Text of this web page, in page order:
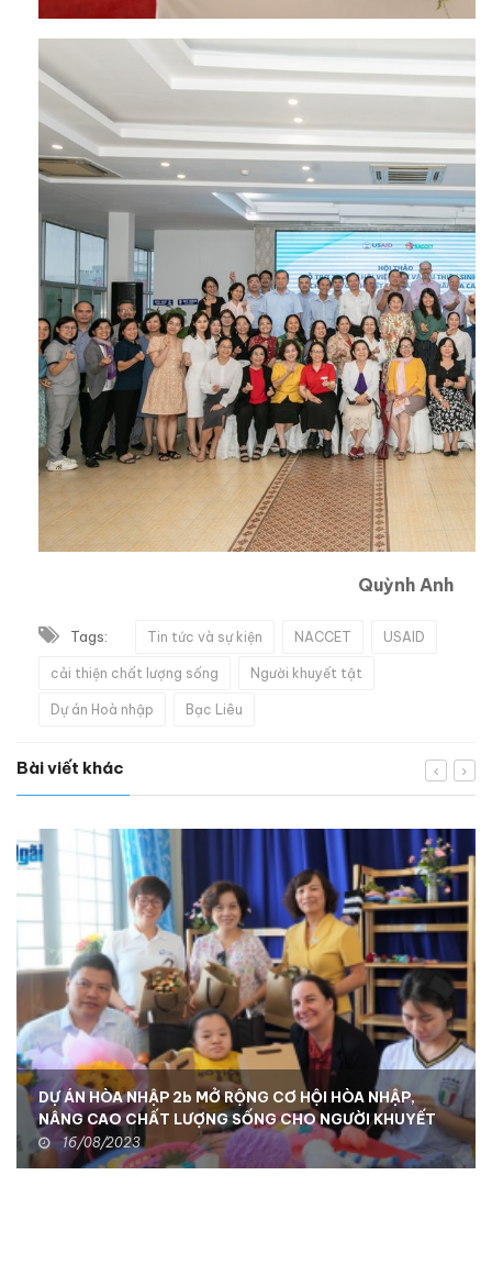
Quỳnh Anh
Tags: Tin tức và sự kiện NACCET USAID
cải thiện chất lượng sống Người khuyết tật
Dự án Hoà nhập Bạc Liêu
Bài viết khác
DỰ ÁN HÒA NHẬP 2b MỞ RỘNG CƠ HỘI HÒA NHẬP,
NÂNG CAO CHẤT LƯỢNG SỐNG CHO NGƯỜI KHUYẾT
TẬT TẠI KON TUM
16/08/2023